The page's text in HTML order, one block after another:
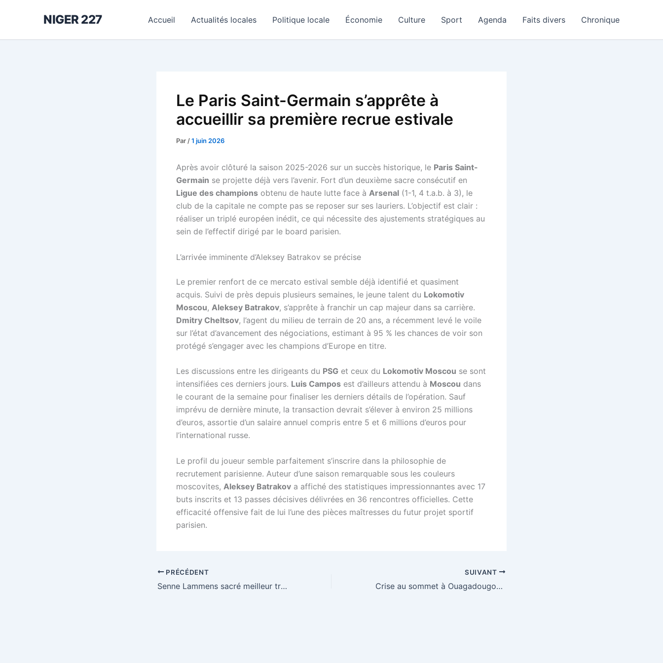
NIGER 227 Accueil Actualités locales Politique locale Économie Culture Sport Agenda Faits divers Chronique
Le Paris Saint-Germain s’apprête à
accueillir sa première recrue estivale
Par /1 juin 2026
Après avoir clôturé la saison 2025-2026 sur un succès historique, le Paris Saint-
Germain se projette déjà vers l’avenir. Fort d’un deuxième sacre consécutif en
Ligue des champions obtenu de haute lutte face à Arsenal (1-1, 4 t.a.b. à 3), le
club de la capitale ne compte pas se reposer sur ses lauriers. L’objectif est clair :
réaliser un triplé européen inédit, ce qui nécessite des ajustements stratégiques au
sein de l’effectif dirigé par le board parisien.
L’arrivée imminente d’Aleksey Batrakov se précise
Le premier renfort de ce mercato estival semble déjà identifié et quasiment
acquis. Suivi de près depuis plusieurs semaines, le jeune talent du Lokomotiv
Moscou, Aleksey Batrakov, s’apprête à franchir un cap majeur dans sa carrière.
Dmitry Cheltsov, l’agent du milieu de terrain de 20 ans, a récemment levé le voile
sur l’état d’avancement des négociations, estimant à 95 % les chances de voir son
protégé s’engager avec les champions d’Europe en titre.
Les discussions entre les dirigeants du PSG et ceux du Lokomotiv Moscou se sont
intensifiées ces derniers jours. Luis Campos est d’ailleurs attendu à Moscou dans
le courant de la semaine pour finaliser les derniers détails de l’opération. Sauf
imprévu de dernière minute, la transaction devrait s’élever à environ 25 millions
d’euros, assortie d’un salaire annuel compris entre 5 et 6 millions d’euros pour
l’international russe.
Le profil du joueur semble parfaitement s’inscrire dans la philosophie de
recrutement parisienne. Auteur d’une saison remarquable sous les couleurs
moscovites, Aleksey Batrakov a affiché des statistiques impressionnantes avec 17
buts inscrits et 13 passes décisives délivrées en 36 rencontres officielles. Cette
efficacité offensive fait de lui l’une des pièces maîtresses du futur projet sportif
parisien.
PRÉCÉDENT
Senne Lammens sacré meilleur transfert de l’année en Premier League
SUIVANT
Crise au sommet à Ouagadougou : le capitaine Ibrahim Traoré fragilise son propre socle